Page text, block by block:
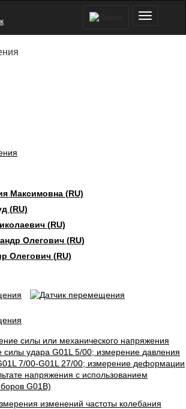
Максимовна (RU)
(RU)
(RU)
Олегович (RU)
Олегович (RU)
силы или механического напряжения
удара G01L 5/00; измерение давления
7/00-G01L 27/00; измерение деформации
напряжения с использованием
G01B)
изменений частоты колебания